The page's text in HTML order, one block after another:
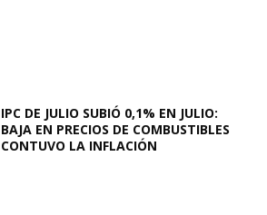
IPC DE JULIO SUBIÓ 0,1% EN JULIO:
BAJA EN PRECIOS DE COMBUSTIBLES
CONTUVO LA INFLACIÓN